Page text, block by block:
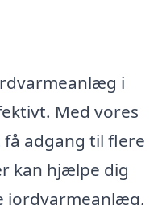
i
Med vores
adgang til flere
kan hjælpe dig
jordvarmeanlæg,